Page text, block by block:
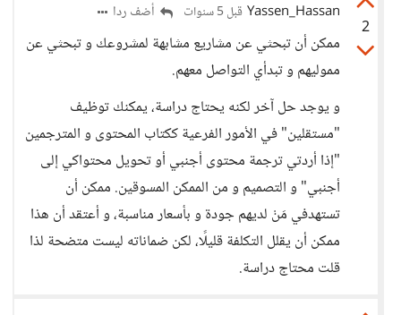
2
Yassen_Hassan قبل 5 سنوات أضف ردا
ممكن أن تبحثي عن مشاريع مشابهة لمشروعك و تبحثي عن
مموليهم و تبدأي التواصل معهم.
و يوجد حل آخر لكنه يحتاج دراسة، يمكنك توظيف
"مستقلين" في الأمور الفرعية ككتاب المحتوى و المترجمين
"إذا أردتي ترجمة محتوى أجنبي أو تحويل محتواكي إلى
أجنبي" و التصميم و من الممكن المسوقين. ممكن أن
تستهدفي مَنْ لديهم جودة و بأسعار مناسبة، و أعتقد أن هذا
ممكن أن يقلل التكلفة قليلًا، لكن ضماناته ليست متضحة لذا
قلت محتاج دراسة.